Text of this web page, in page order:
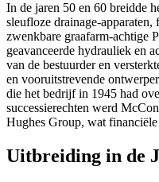
In de jaren 50 en 60 breidde
sleufloze drainage-
zwenkbare graafarm-achtige
geavanceerde hydrauliek en
van de bestuurder en
en vooruitstrevende
die het bedrijf in 1945 had
successierechten werd
Hughes Group, wat
Uitbreiding in de